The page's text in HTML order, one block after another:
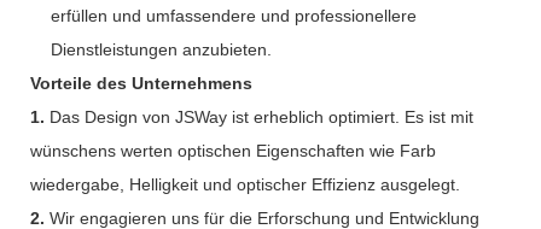
erfüllen und umfassendere und professionellere
Dienstleistungen anzubieten.
Vorteile des Unternehmens
1. Das Design von JSWay ist erheblich optimiert. Es ist mit
wünschens werten optischen Eigenschaften wie Farb
wiedergabe, Helligkeit und optischer Effizienz ausgelegt.
2. Wir engagieren uns für die Erforschung und Entwicklung